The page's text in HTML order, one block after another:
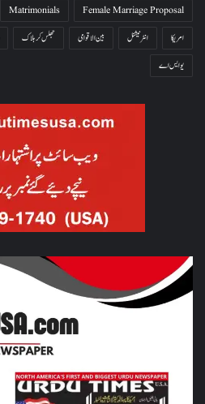
Female Marriage Proposal
Matrimonials
امریکا
انٹرنیشنل بین الاقوامی جھلس کر ہلاک
یو ایس اے